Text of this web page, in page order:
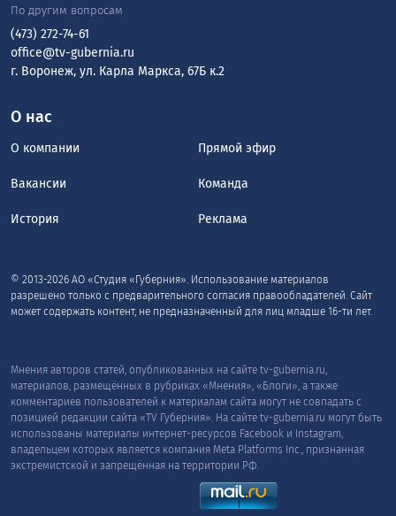
О нас
О компании Прямой эфир
Вакансии Команда
История Реклама
© 2013-2026 АО «Студия «Губерния». Использование материалов
разрешено только с предварительного согласия правообладателей. Сайт
может содержать контент, не предназначенный для лиц младше 16-ти лет.
По другим вопросам
(473) 272-74-61
office@tv-gubernia.ru
г. Воронеж, ул. Карла Маркса, 67Б к.2
Мнения авторов статей, опубликованных на сайте tv-gubernia.ru,
материалов, размещённых в рубриках «Мнения», «Блоги», а также
комментариев пользователей к материалам сайта могут не совпадать с
позицией редакции сайта «TV Губерния». На сайте tv-gubernia.ru могут быть
использованы материалы интернет-ресурсов Facebook и Instagram,
владельцем которых является компания Meta Platforms Inc., признанная
экстремистской и запрещённая на территории РФ.